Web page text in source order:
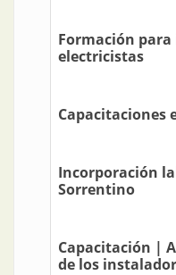
Formación
electricistas
Capacitaciones
Incorporación
Sorrentino
Capacitación |
de los